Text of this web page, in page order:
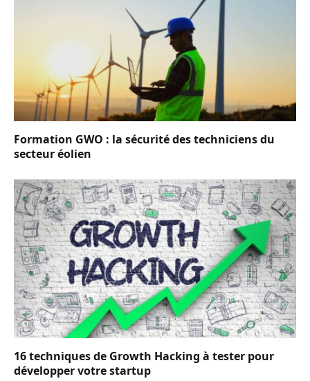
Formation GWO : la sécurité des techniciens du
secteur éolien
16 techniques de Growth Hacking à tester pour
développer votre startup